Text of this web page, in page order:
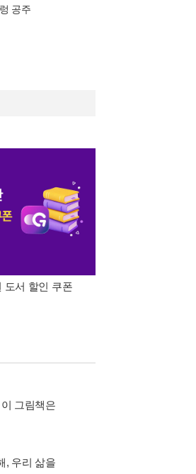
공주
도서 할인 쿠폰
그림책은
, 우리 삶을